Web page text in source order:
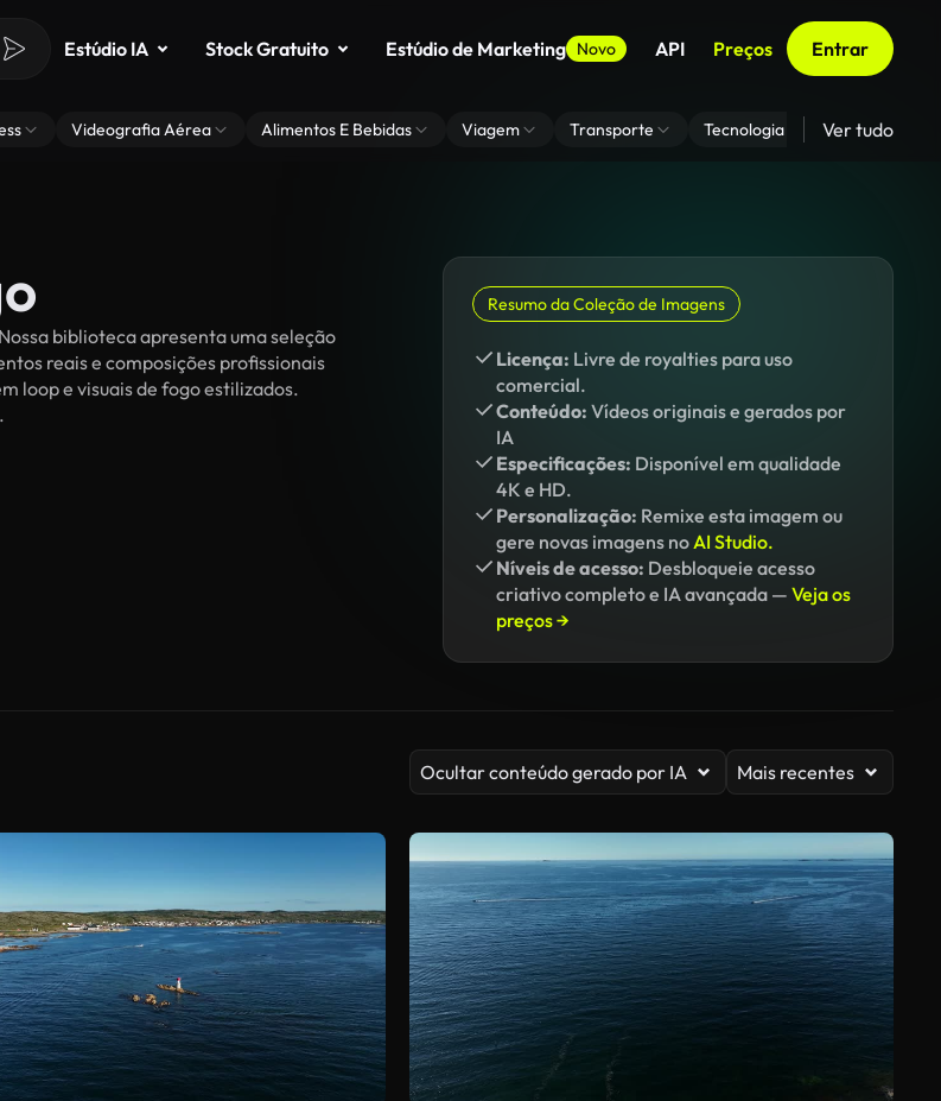
Estúdio IA Stock Gratuito Estúdio de Marketing Novo API Preços Entrar
Videografia Aérea Alimentos E Bebidas Viagem Transporte Tecnologia Zoom De
Ver tudo
biblioteca apresenta uma seleção
reais e composições profissionais
loop e visuais de fogo estilizados.
Resumo da Coleção de Imagens
Licença: Livre de royalties para uso
comercial.
Conteúdo: Vídeos originais e gerados por
IA
Especificações: Disponível em qualidade
4K e HD.
Personalização: Remixe esta imagem ou
gere novas imagens noAI Studio.
Níveis de acesso: Desbloqueie acesso
criativo completo e IA avançada — Veja os
preços →
Ocultar conteúdo gerado por IA Mais recentes